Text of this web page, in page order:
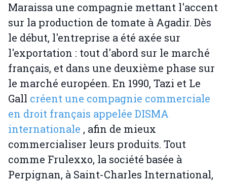
Maraissa une compagnie mettant l'accent
sur la production de tomate à Agadir. Dès
le début, l'entreprise a été axée sur
l'exportation : tout d'abord sur le marché
français, et dans une deuxième phase sur
le marché européen. En 1990, Tazi et Le
Gall créent une compagnie commerciale
en droit français appelée DISMA
internationale , afin de mieux
commercialiser leurs produits. Tout
comme Frulexxo, la société basée à
Perpignan, à Saint-Charles International,